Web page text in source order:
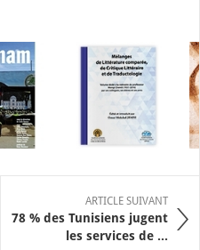
ARTICLE SUIVANT
78 % des Tunisiens jugent
les services de ...